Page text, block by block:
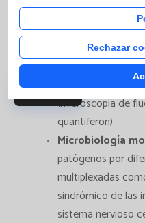
Catálogo
métodos
de antígenos y
Lotus), tecnología
tecnología ELFA
(microscopia de
quantiferon).
Microbiología
patógenos por
multiplexadas
sindrómico de las
sistema nervioso
Rechazar